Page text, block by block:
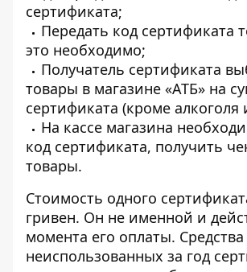
сертификата;
Передать код сертификата
это необходимо;
Получатель сертификата
товары в магазине «АТБ» на
сертификата (кроме алкоголя
На кассе магазина
код сертификата, получить
товары.
Стоимость одного
гривен. Он не именной и
момента его оплаты. Средства
неиспользованных за год